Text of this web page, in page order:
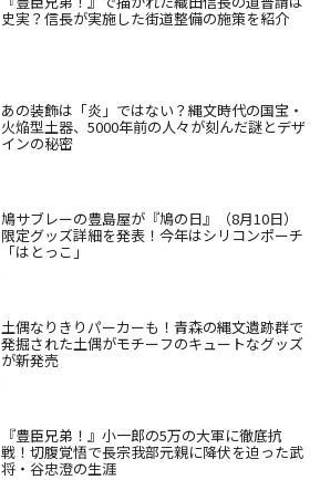
史実？信長が実施した街道整備の施策を紹介
あの装飾は「炎」ではない？縄文時代の国宝・
火焔型土器、5000年前の人々が刻んだ謎とデザ
インの秘密
鳩サブレーの豊島屋が『鳩の日』（8月10日）
限定グッズ詳細を発表！今年はシリコンポーチ
「はとっこ」
土偶なりきりパーカーも！青森の縄文遺跡群で
発掘された土偶がモチーフのキュートなグッズ
が新発売
『豊臣兄弟！』小一郎の5万の大軍に徹底抗
戦！切腹覚悟で長宗我部元親に降伏を迫った武
将・谷忠澄の生涯